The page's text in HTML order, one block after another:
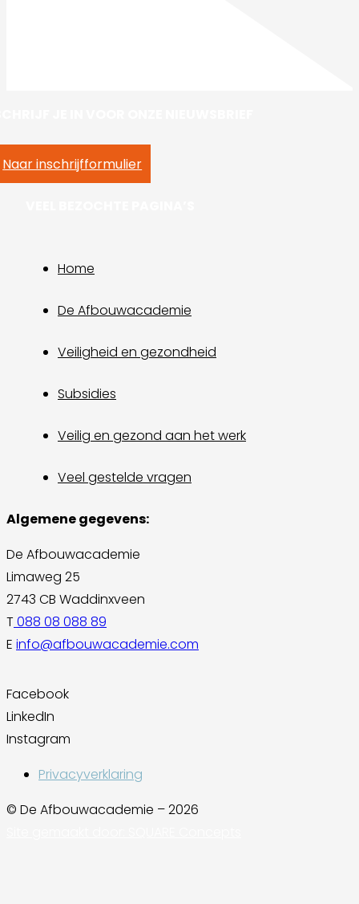
Naar inschrijfformulier
Home
De Afbouwacademie
Veiligheid en gezondheid
Subsidies
Veilig en gezond aan het werk
Veel gestelde vragen
Algemene gegevens:
De Afbouwacademie
Limaweg 25
2743 CB Waddinxveen
T 088 08 088 89
E info@afbouwacademie.com
Facebook
LinkedIn
Instagram
Privacyverklaring
© De Afbouwacademie – 2026